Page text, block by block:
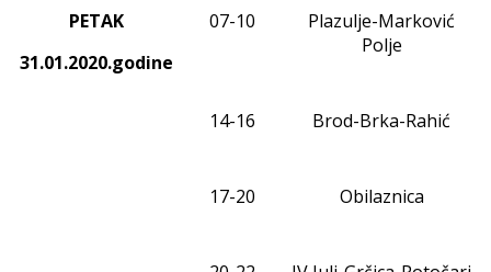
PETAK
31.01.2020.godine
07-10
Plazulje-Marković
Polje
14-16 Brod-Brka-Rahić
17-20 Obilaznica